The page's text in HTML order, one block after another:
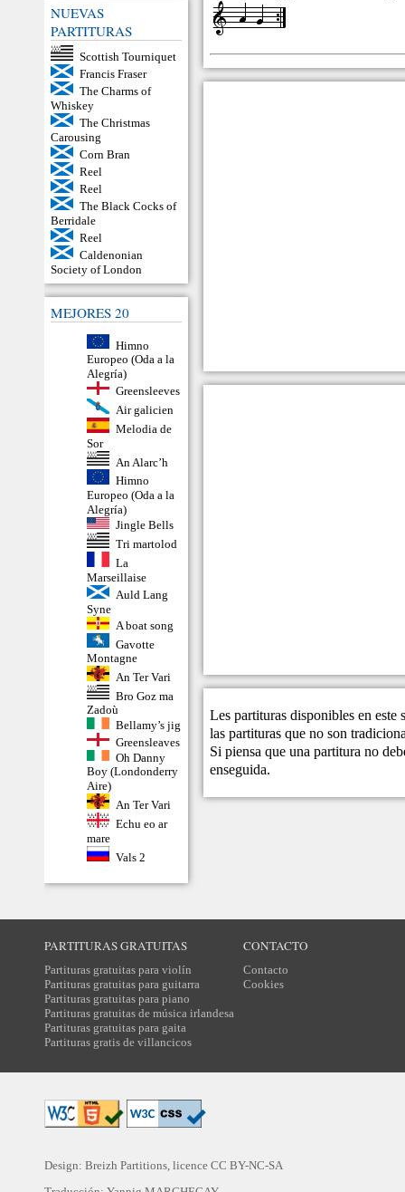
NUEVAS
PARTITURAS
Scottish Tourniquet
Francis Fraser
The Charms of
Whiskey
The Christmas
Carousing
Corn Bran
Reel
Reel
The Black Cocks of
Berridale
Reel
Caldenonian
Society of London
MEJORES 20
Himno
Europeo (Oda a la
Alegría)
Greensleeves
Air galicien
Melodia de
Sor
An Alarc’h
Himno
Europeo (Oda a la
Alegría)
Jingle Bells
Tri martolod
La
Marseillaise
Auld Lang
Syne
A boat song
Gavotte
Montagne
An Ter Vari
Bro Goz ma
Zadoù
Bellamy’s jig
Greensleaves
Oh Danny
Boy (Londonderry
Aire)
An Ter Vari
Echu eo ar
mare
Vals 2
Les partituras disponibles en este
las partituras que no son
Si piensa que una partitura no
enseguida.
PARTITURAS GRATUITAS
Partituras gratuitas para violín
Partituras gratuitas para guitarra
Partituras gratuitas para piano
Partituras gratuitas de música irlandesa
Partituras gratuitas para gaita
Partituras gratis de villancicos
CONTACTO
Contacto
Cookies
Design: Breizh Partitions, licence CC BY-NC-SA